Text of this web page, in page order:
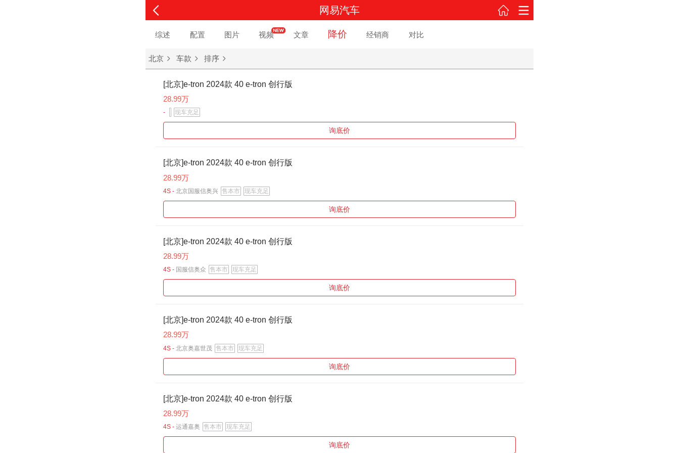
网易汽车
综述 配置 图片 视频 文章 降价 经销商 对比
北京 车款 排序
[北京]e-tron 2024款 40 e-tron 创行版
28.99万
- 现车充足
询底价
[北京]e-tron 2024款 40 e-tron 创行版
28.99万
4S - 北京国服信奥兴 售本市 现车充足
询底价
[北京]e-tron 2024款 40 e-tron 创行版
28.99万
4S - 国服信奥众 售本市 现车充足
询底价
[北京]e-tron 2024款 40 e-tron 创行版
28.99万
4S - 北京奥嘉世茂 售本市 现车充足
询底价
[北京]e-tron 2024款 40 e-tron 创行版
28.99万
4S - 运通嘉奥 售本市 现车充足
询底价